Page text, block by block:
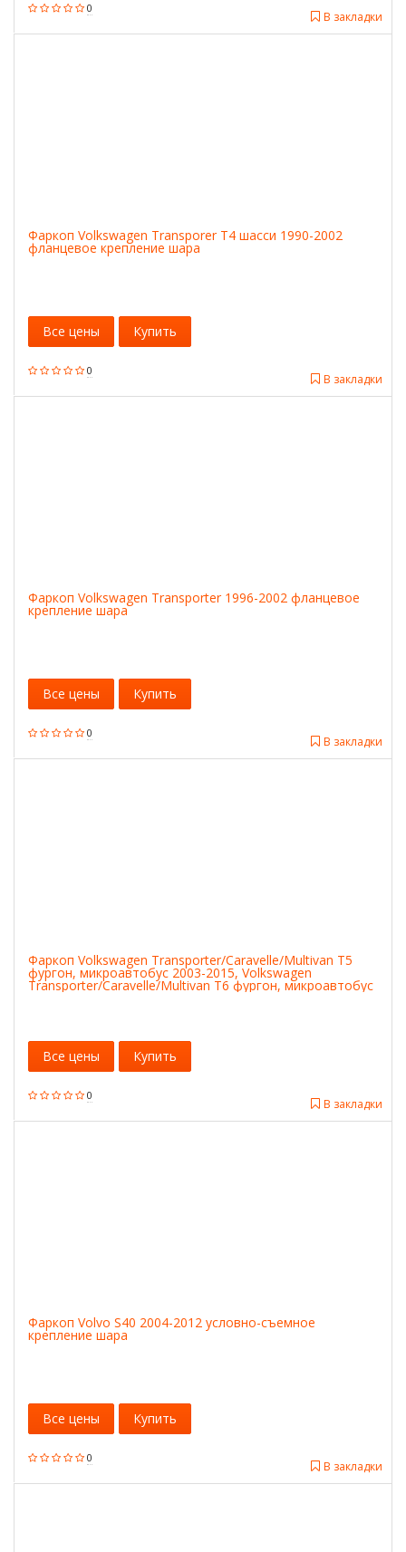
0
В закладки
Фаркоп Volkswagen Transporer T4 шасси 1990-2002
фланцевое крепление шара
0
В закладки
Все цены Купить
Фаркоп Volkswagen Transporter 1996-2002 фланцевое
крепление шара
0
В закладки
Все цены Купить
Фаркоп Volkswagen Transporter/Caravelle/Multivan T5
фургон, микроавтобус 2003-2015, Volkswagen
Transporter/Caravelle/Multivan T6 фургон, микроавтобус
2015-, кроме авто с парктроником условно-съемное
0
В закладки
Все цены Купить
Фаркоп Volvo S40 2004-2012 условно-съемное
крепление шара
0
В закладки
Все цены Купить